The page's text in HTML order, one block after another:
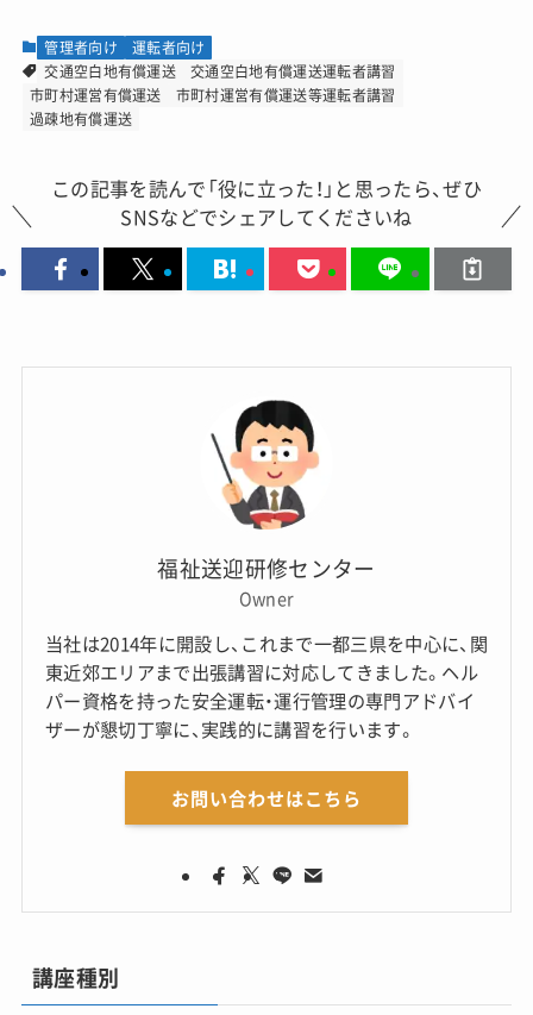
管理者向け
運転者向け
交通空白地有償運送
交通空白地有償運送運転者講習
市町村運営有償運送
市町村運営有償運送等運転者講習
過疎地有償運送
この記事を読んで「役に立った！」と思ったら、ぜひ
SNSなどでシェアしてくださいね
福祉送迎研修センター
Owner
当社は2014年に開設し、これまで一都三県を中心に、関
東近郊エリアまで出張講習に対応してきました。ヘル
パー資格を持った安全運転・運行管理の専門アドバイ
ザーが懇切丁寧に、実践的に講習を行います。
お問い合わせはこちら
講座種別